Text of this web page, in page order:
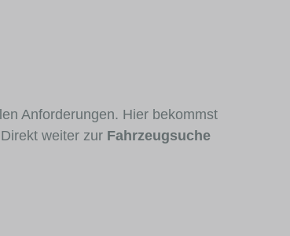
Anforderungen. Hier bekommst
weiter zur Fahrzeugsuche